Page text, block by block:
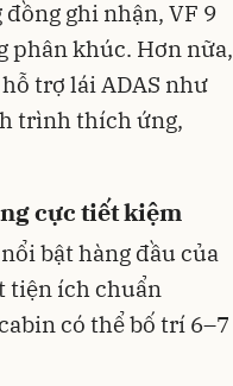
ghi nhận, VF 9
phân khúc. Hơn nữa,
trợ lái ADAS như
trình thích ứng,
cực tiết kiệm
bật hàng đầu của
tiện ích chuẩn
có thể bố trí 6–7